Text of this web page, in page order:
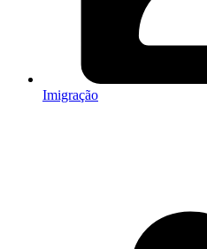
Imigração